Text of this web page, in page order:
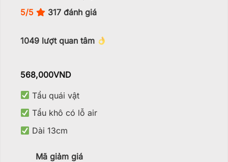
5/5 317 đánh giá
1049 lượt quan tâm
568,000VND
Tẩu quái vật
Tẩu khô có lỗ air
Dài 13cm
Mã giảm giá